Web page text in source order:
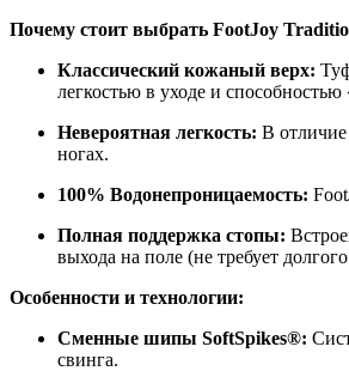
Почему стоит выбрать FootJoy
Классический кожаный верх:
легкостью в уходе и
Невероятная легкость: В
ногах.
100% Водонепроницаемость:
Полная поддержка стопы:
выхода на поле (не требует
Особенности и технологии:
Сменные шипы SoftSpikes®:
свинга.